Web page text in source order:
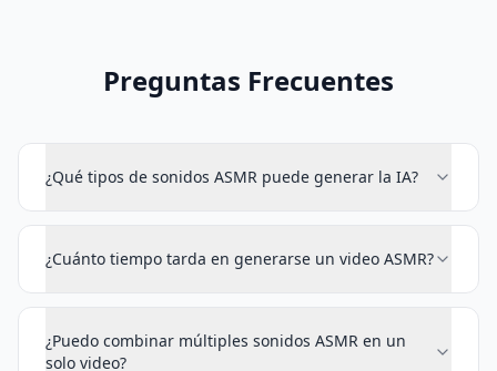
Preguntas Frecuentes
¿Qué tipos de sonidos ASMR puede generar la IA?
¿Cuánto tiempo tarda en generarse un video ASMR?
¿Puedo combinar múltiples sonidos ASMR en un
solo video?